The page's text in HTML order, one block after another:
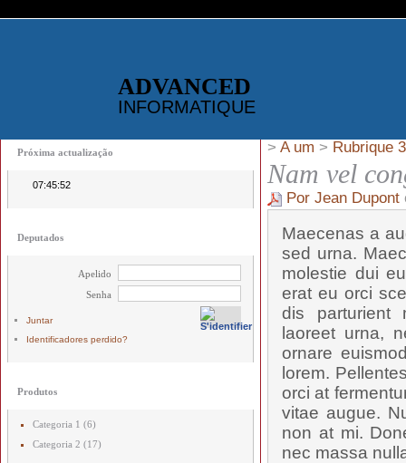
ADVANCED
INFORMATIQUE
Próxima actualização
07:45:52
Deputados
Apelido
Senha
Juntar
Identificadores perdido?
Produtos
Categoria 1 (6)
Categoria 2 (17)
> A um > Rubrique 3
Nam vel
Por Jean Dupont
Maecenas a
sed urna.
molestie dui
erat eu orci
dis parturient
laoreet urna,
ornare
lorem.
orci at
vitae augue.
non at mi.
nec massa